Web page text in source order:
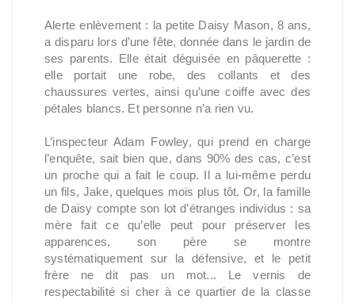
Alerte enlèvement : la petite Daisy Mason, 8 ans,
a disparu lors d’une fête, donnée dans le jardin de
ses parents. Elle était déguisée en pâquerette :
elle portait une robe, des collants et des
chaussures vertes, ainsi qu’une coiffe avec des
pétales blancs. Et personne n’a rien vu.
L’inspecteur Adam Fowley, qui prend en charge
l’enquête, sait bien que, dans 90% des cas, c’est
un proche qui a fait le coup. Il a lui-même perdu
un fils, Jake, quelques mois plus tôt. Or, la famille
de Daisy compte son lot d’étranges individus : sa
mère fait ce qu’elle peut pour préserver les
apparences, son père se montre
systématiquement sur la défensive, et le petit
frère ne dit pas un mot... Le vernis de
respectabilité si cher à ce quartier de la classe